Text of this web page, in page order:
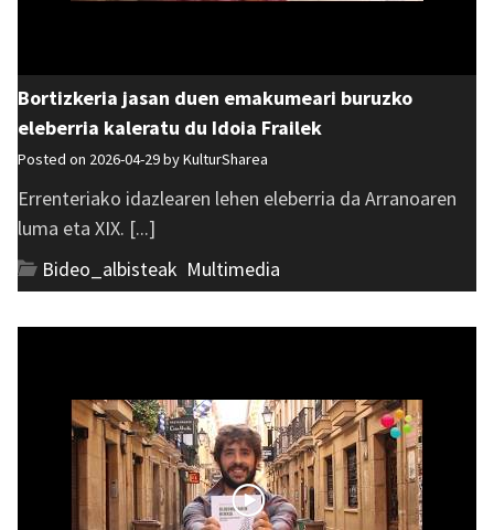
Bortizkeria jasan duen emakumeari buruzko
eleberria kaleratu du Idoia Frailek
Posted on 2026-04-29 byKulturSharea
Errenteriako idazlearen lehen eleberria da Arranoaren
luma eta XIX. [...]
Bideo_albisteak Multimedia